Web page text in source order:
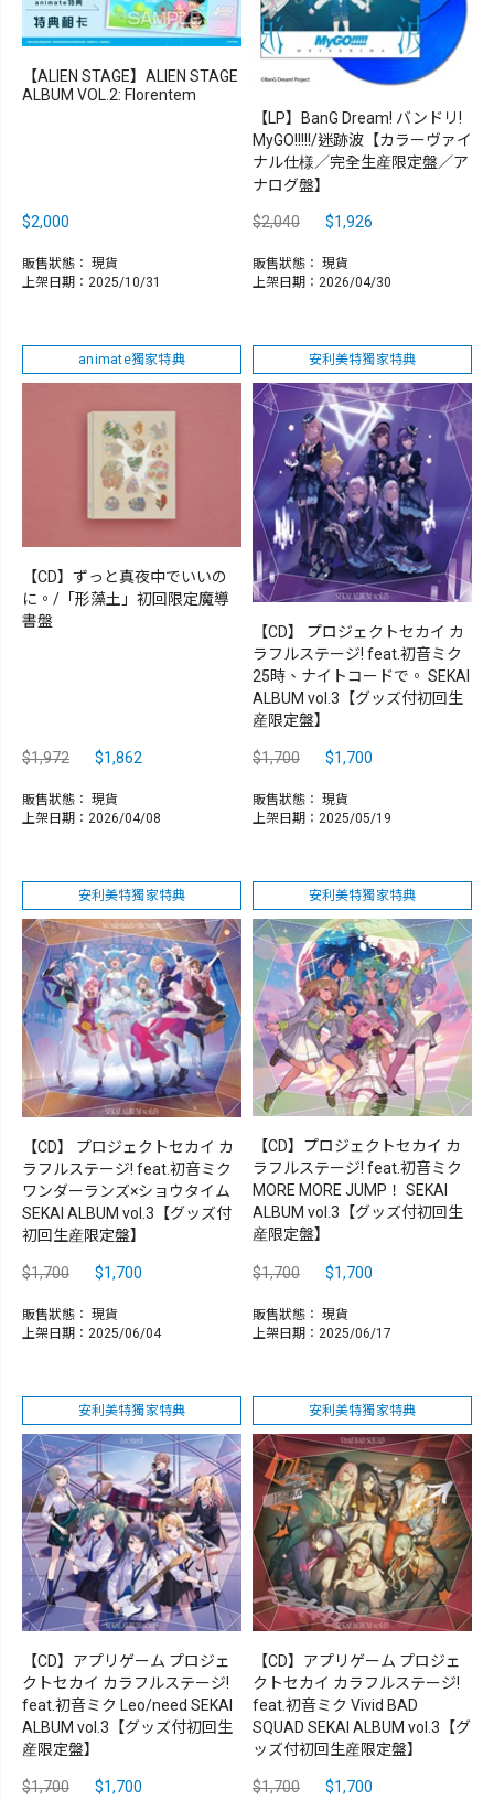
【ALIEN STAGE】ALIEN STAGE
ALBUM VOL.2: Florentem
$2,000
販售狀態： 現貨
上架日期：2025/10/31
【LP】BanG Dream! バンドリ!
MyGO!!!!!/迷跡波【カラーヴァイ
ナル仕様／完全生産限定盤／ア
ナログ盤】
$2,040 $1,926
販售狀態： 現貨
上架日期：2026/04/30
animate獨家特典
【CD】ずっと真夜中でいいの
に。/「形藻土」初回限定魔導
書盤
$1,972 $1,862
販售狀態： 現貨
上架日期：2026/04/08
安利美特獨家特典
【CD】 プロジェクトセカイ カ
ラフルステージ! feat.初音ミク
25時、ナイトコードで。 SEKAI
ALBUM vol.3【グッズ付初回生
産限定盤】
$1,700 $1,700
販售狀態： 現貨
上架日期：2025/05/19
安利美特獨家特典
【CD】 プロジェクトセカイ カ
ラフルステージ! feat.初音ミク
ワンダーランズ×ショウタイム
SEKAI ALBUM vol.3【グッズ付
初回生産限定盤】
$1,700 $1,700
販售狀態： 現貨
上架日期：2025/06/04
安利美特獨家特典
【CD】プロジェクトセカイ カ
ラフルステージ! feat.初音ミク
MORE MORE JUMP！ SEKAI
ALBUM vol.3【グッズ付初回生
産限定盤】
$1,700 $1,700
販售狀態： 現貨
上架日期：2025/06/17
安利美特獨家特典
【CD】アプリゲーム プロジェ
クトセカイ カラフルステージ!
feat.初音ミク Leo/need SEKAI
ALBUM vol.3【グッズ付初回生
産限定盤】
$1,700 $1,700
安利美特獨家特典
【CD】アプリゲーム プロジェ
クトセカイ カラフルステージ!
feat.初音ミク Vivid BAD
SQUAD SEKAI ALBUM vol.3【グ
ッズ付初回生産限定盤】
$1,700 $1,700